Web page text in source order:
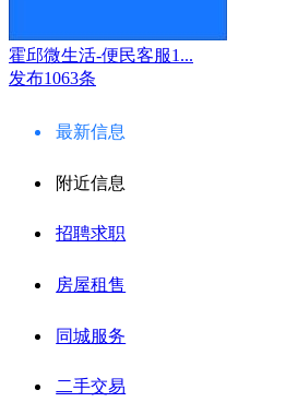
霍邱微生活-便民客服1...
发布1063条
最新信息
附近信息
招聘求职
房屋租售
同城服务
二手交易